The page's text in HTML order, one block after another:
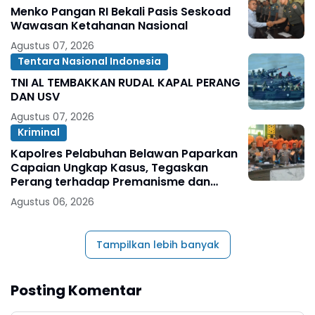
Menko Pangan RI Bekali Pasis Seskoad
Wawasan Ketahanan Nasional
Agustus 07, 2026
Tentara Nasional Indonesia
TNI AL TEMBAKKAN RUDAL KAPAL PERANG
DAN USV
Agustus 07, 2026
Kriminal
Kapolres Pelabuhan Belawan Paparkan
Capaian Ungkap Kasus, Tegaskan
Perang terhadap Premanisme dan
Narkoba
Agustus 06, 2026
Tampilkan lebih banyak
Posting Komentar